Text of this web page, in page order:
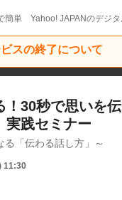
簡単 Yahoo! JAPANのデジタ
スの終了について
30秒で思いを伝
実践セミナー
る「伝わる話し方」～
11:30